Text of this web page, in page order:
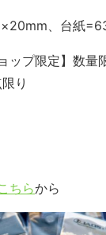
、台紙
ップ限定】数量
り
ちらから